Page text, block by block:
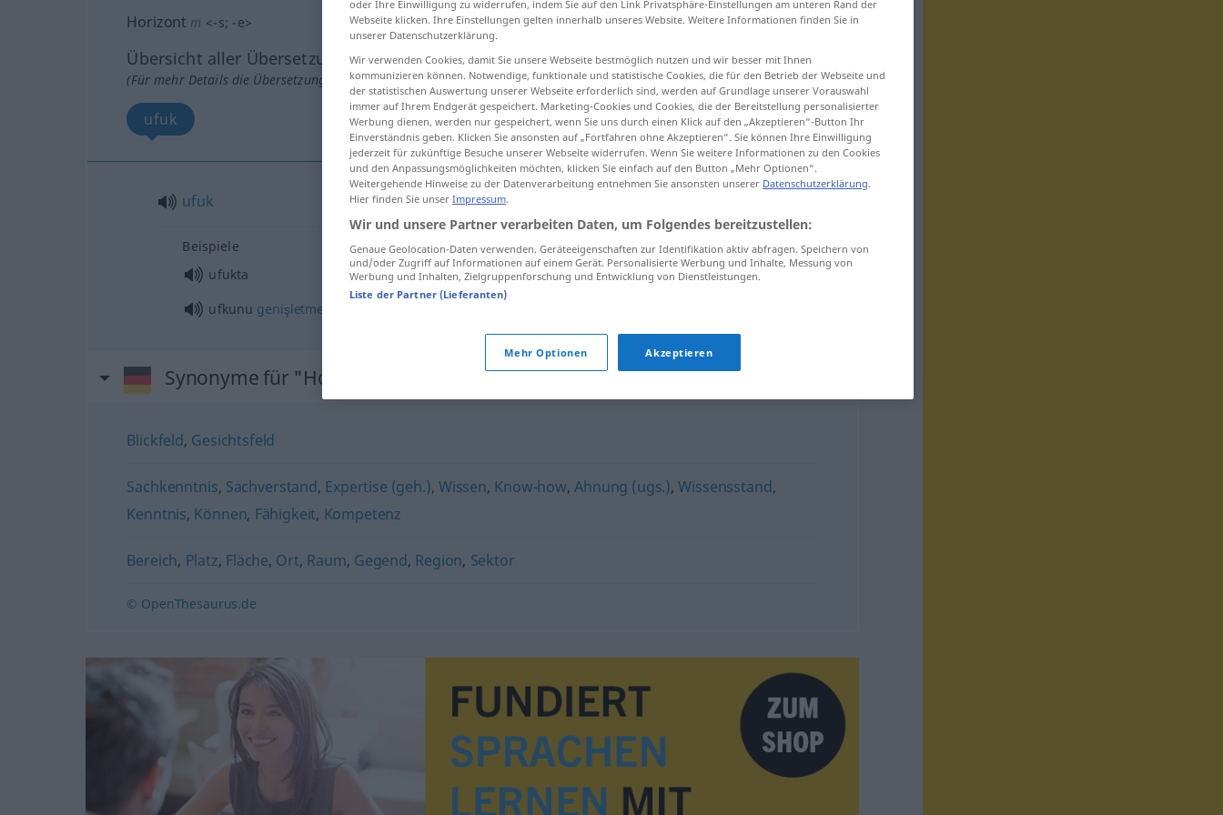
Horizont m <-s; -e>
Übersicht aller Übersetzungen
(Für mehr Details die Übersetzung anklicken/antippen)
ufuk
ufuk
Beispiele
ufukta
am Horizont
ufkunu genişletmek
Synonyme für "Horizont"
Blickfeld, Gesichtsfeld
Sachkenntnis, Sachverstand, Expertise (geh.), Wissen, Know-how,Ahnung (ugs.),Wissensstand,
Kenntnis, Können, Fähigkeit, Kompetenz
Bereich, Platz, Fläche, Ort, Raum, Gegend, Region, Sektor
© OpenThesaurus.de
oder Ihre Einwilligung zu widerrufen, indem Sie auf den Link Privatsphäre-Einstellungen am unteren Rand der
Webseite klicken. Ihre Einstellungen gelten innerhalb unseres Website. Weitere Informationen finden Sie in
unserer Datenschutzerklärung.
Wir verwenden Cookies, damit Sie unsere Webseite bestmöglich nutzen und wir besser mit Ihnen
kommunizieren können. Notwendige, funktionale und statistische Cookies, die für den Betrieb der Webseite und
der statistischen Auswertung unserer Webseite erforderlich sind, werden auf Grundlage unserer Vorauswahl
immer auf Ihrem Endgerät gespeichert. Marketing-Cookies und Cookies, die der Bereitstellung personalisierter
Werbung dienen, werden nur gespeichert, wenn Sie uns durch einen Klick auf den „Akzeptieren“-Button Ihr
Einverständnis geben. Klicken Sie ansonsten auf „Fortfahren ohne Akzeptieren“. Sie können Ihre Einwilligung
jederzeit für zukünftige Besuche unserer Webseite widerrufen. Wenn Sie weitere Informationen zu den Cookies
und den Anpassungsmöglichkeiten möchten, klicken Sie einfach auf den Button „Mehr Optionen“.
Weitergehende Hinweise zu der Datenverarbeitung entnehmen Sie ansonsten unserer Datenschutzerklärung.
Hier finden Sie unser Impressum.
Wir und unsere Partner verarbeiten Daten, um Folgendes bereitzustellen:
Genaue Geolocation-Daten verwenden. Geräteeigenschaften zur Identifikation aktiv abfragen. Speichern von
und/oder Zugriff auf Informationen auf einem Gerät. Personalisierte Werbung und Inhalte, Messung von
Werbung und Inhalten, Zielgruppenforschung und Entwicklung von Dienstleistungen.
Liste der Partner (Lieferanten)
Mehr Optionen Akzeptieren